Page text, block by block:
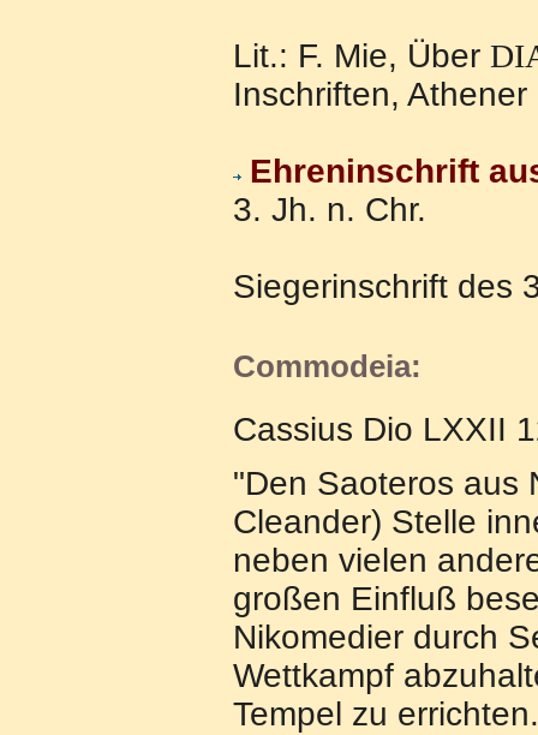
Lit.: F. Mie, Über DI
Inschriften,
Ehreninschrift
3. Jh. n. Chr.
Siegerinschrift des
Commodeia:
Cassius Dio LXXII
"Den Saoteros aus
Cleander) Stelle
neben vielen
großen Einfluß
Nikomedier durch
Wettkampf
Tempel zu